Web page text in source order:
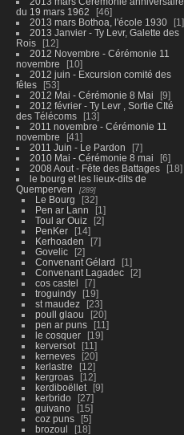
du 19 mars 1962
46
2013 mars Bothoa, l'école 1930
1
2013 Janvier - Ty Levr, Galette des
Rois
12
2012 Novembre - Cérémonie 11
novembre
10
2012 juin - Excursion comité des
fêtes
53
2012 Mai - Cérémonie 8 Mai
9
2012 février - Ty Levr , Sortie CIté
des Télécoms
13
2011 novembre - Cérémonie 11
novembre
41
2011 Juin - Le Pardon
7
2010 Mai - Cérémonie 8 mai
6
2008 Aout - Fête des Battages
18
le bourg et les lieux-dits de
Quemperven
289
Le Bourg
32
Pen ar Lann
1
Toul ar Ouiz
2
PenKer
14
Kerhoaden
7
Govelic
2
Convenant Gélard
1
Convenant Lagadec
2
cos castel
7
troguindy
19
st maudez
23
poull glaou
20
pen ar puns
11
le cosquer
19
kerversot
11
kerneves
20
kerlastre
12
kergroas
12
kerdiboëllet
9
kerbrido
27
guivano
15
coz puns
5
brozoul
18